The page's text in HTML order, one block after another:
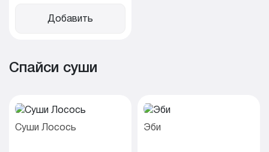
Добавить
Спайси суши
Суши Лосось Эби